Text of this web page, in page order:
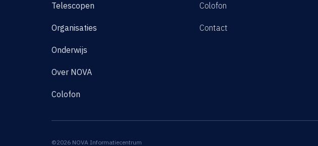
Telescopen
Organisaties
Onderwijs
Over NOVA
Colofon
Colofon
Contact
©2026 NOVA Informatiecentrum